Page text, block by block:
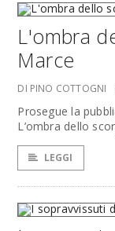
L'ombra
Marce
DI PINO COTTOGNI
Prosegue la
L’ombra dello
LEGGI